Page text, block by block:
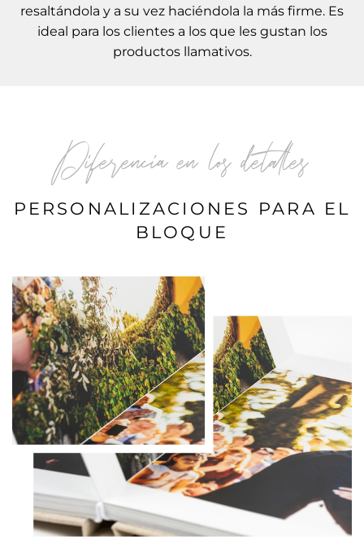
resaltándola y a su vez haciéndola la más firme. Es
ideal para los clientes a los que les gustan los
productos llamativos.
Diferencia en los detalles
PERSONALIZACIONES PARA EL
BLOQUE